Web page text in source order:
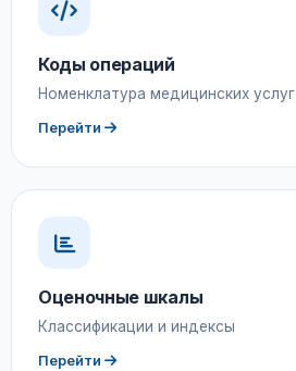
Коды операций
Номенклатура медицинских услуг
Перейти
Оценочные шкалы
Классификации и индексы
Перейти